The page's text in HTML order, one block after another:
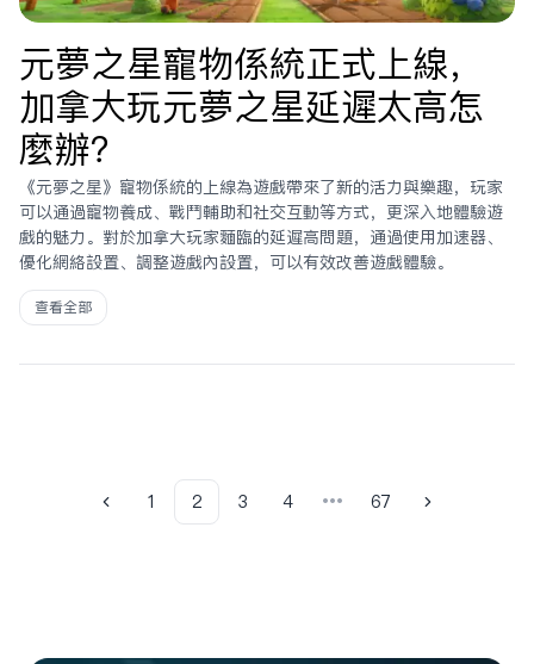
元夢之星寵物係統正式上線，
加拿大玩元夢之星延遲太高怎
麼辦？
《元夢之星》寵物系統的上線為遊戲帶來了新的活力與樂趣，玩家
可以通過寵物養成、戰鬥輔助和社交互動等方式，更深入地體驗遊
戲的魅力。對於加拿大玩家面臨的延遲高問題，通過使用加速器、
優化網絡設置、調整遊戲內設置，可以有效改善遊戲體驗。
查看全部
Previous
1 2 3 4 ••• 67 Next